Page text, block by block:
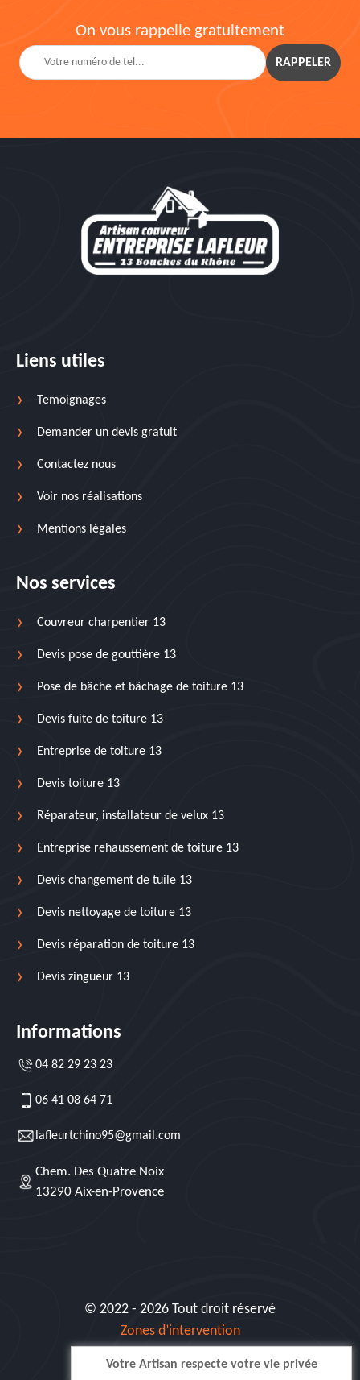
On vous rappelle gratuitement
Liens utiles
Temoignages
Demander un devis gratuit
Contactez nous
Voir nos réalisations
Mentions légales
Nos services
Couvreur charpentier 13
Devis pose de gouttière 13
Pose de bâche et bâchage de toiture 13
Devis fuite de toiture 13
Entreprise de toiture 13
Devis toiture 13
Réparateur, installateur de velux 13
Entreprise rehaussement de toiture 13
Devis changement de tuile 13
Devis nettoyage de toiture 13
Devis réparation de toiture 13
Devis zingueur 13
Informations
04 82 29 23 23
06 41 08 64 71
lafleurtchino95@gmail.com
Chem. Des Quatre Noix
13290 Aix-en-Provence
© 2022 - 2026 Tout droit réservé
Zones d’intervention
Siret: 515 062 404 000 30
Votre Artisan respecte votre vie privée